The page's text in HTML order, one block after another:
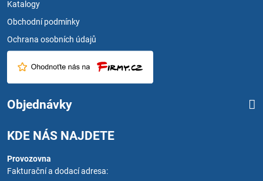
Katalogy
Obchodní podmínky
Ochrana osobních údajů
Objednávky
KDE NÁS NAJDETE
Provozovna
Fakturační a dodací adresa: